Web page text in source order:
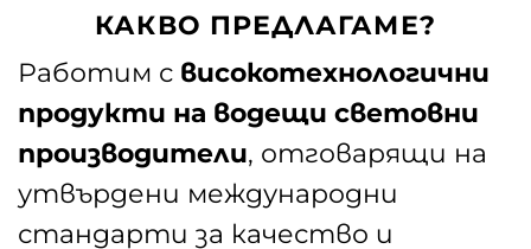
КАКВО ПРЕДЛАГАМЕ?
Работим с високотехнологични
продукти на водещи световни
производители, отговарящи на
утвърдени международни
стандарти за качество и